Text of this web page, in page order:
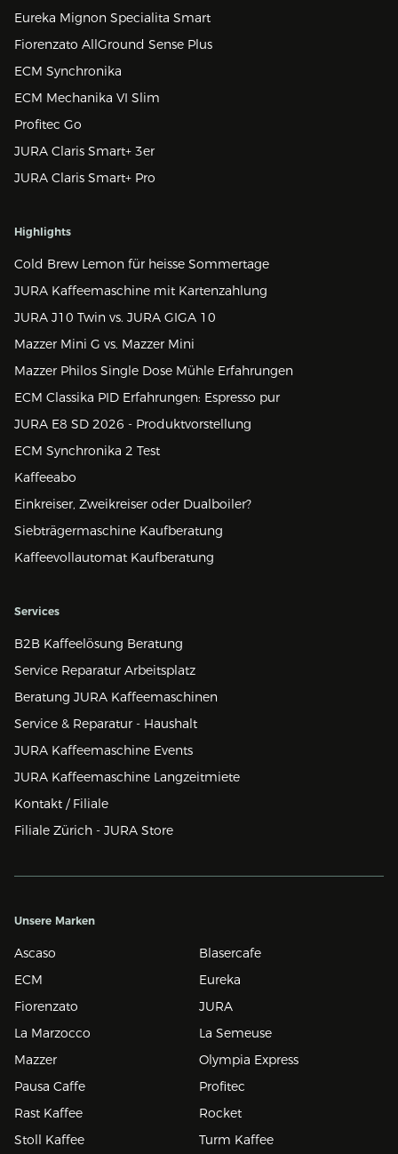
Eureka Mignon Specialita Smart
Fiorenzato AllGround Sense Plus
ECM Synchronika
ECM Mechanika VI Slim
Profitec Go
JURA Claris Smart+ 3er
JURA Claris Smart+ Pro
Highlights
Cold Brew Lemon für heisse Sommertage
JURA Kaffeemaschine mit Kartenzahlung
JURA J10 Twin vs. JURA GIGA 10
Mazzer Mini G vs. Mazzer Mini
Mazzer Philos Single Dose Mühle Erfahrungen
ECM Classika PID Erfahrungen: Espresso pur
JURA E8 SD 2026 - Produktvorstellung
ECM Synchronika 2 Test
Kaffeeabo
Einkreiser, Zweikreiser oder Dualboiler?
Siebträgermaschine Kaufberatung
Kaffeevollautomat Kaufberatung
Services
B2B Kaffeelösung Beratung
Service Reparatur Arbeitsplatz
Beratung JURA Kaffeemaschinen
Service & Reparatur - Haushalt
JURA Kaffeemaschine Events
JURA Kaffeemaschine Langzeitmiete
Kontakt / Filiale
Filiale Zürich - JURA Store
Unsere Marken
Ascaso
Blasercafe
ECM
Eureka
Fiorenzato
JURA
La Marzocco
La Semeuse
Mazzer
Olympia Express
Pausa Caffe
Profitec
Rast Kaffee
Rocket
Stoll Kaffee
Turm Kaffee